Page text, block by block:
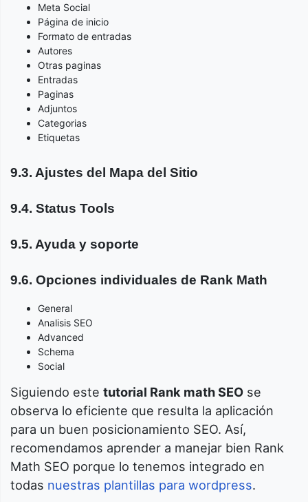
Meta Social
Página de inicio
Formato de entradas
Autores
Otras paginas
Entradas
Paginas
Adjuntos
Categorias
Etiquetas
9.3. Ajustes del Mapa del Sitio
9.4. Status Tools
9.5. Ayuda y soporte
9.6. Opciones individuales de Rank Math
General
Analisis SEO
Advanced
Schema
Social
Siguiendo este tutorial Rank math SEO se
observa lo eficiente que resulta la aplicación
para un buen posicionamiento SEO. Así,
recomendamos aprender a manejar bien Rank
Math SEO porque lo tenemos integrado en
todas nuestras plantillas para wordpress.